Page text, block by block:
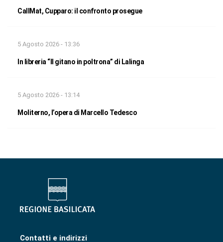
CallMat, Cupparo: il confronto prosegue
5 Agosto 2026 - 13:36
In libreria “Il gitano in poltrona” di Lalinga
5 Agosto 2026 - 13:14
Moliterno, l’opera di Marcello Tedesco
Contatti e indirizzi